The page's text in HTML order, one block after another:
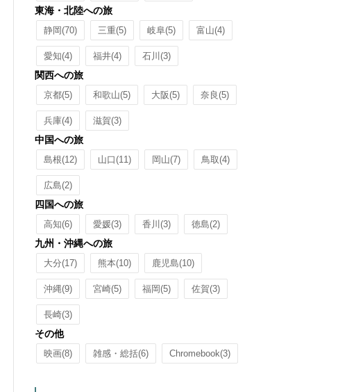
東海・北陸への旅
静岡(70) 三重(5) 岐阜(5) 富山(4)
愛知(4) 福井(4) 石川 (3)
関西への旅
京都(5) 和歌山(5) 大阪(5) 奈良(5)
兵庫(4) 滋賀(3)
中国への旅
島根(12) 山口(11) 岡山(7) 鳥取(4)
広島(2)
四国への旅
高知(6) 愛媛(3) 香川 (3) 徳島(2)
九州・沖縄への旅
大分(17) 熊本(10) 鹿児島(10)
沖縄(9) 宮崎(5) 福岡(5) 佐賀(3)
長崎(3)
その他
映画(8) 雑感・総括(6) Chromebook(3)